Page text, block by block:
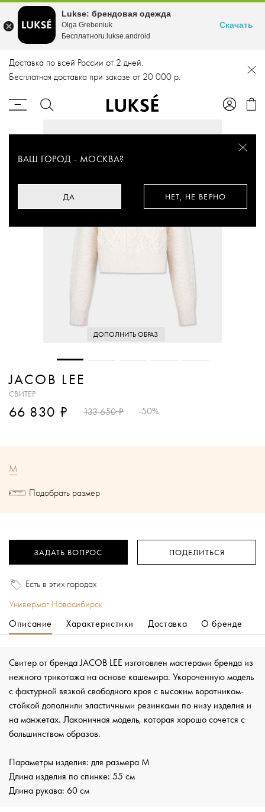
Доставка по всей России от 2 дней.
Бесплатная доставка при заказе от 20 000 р.
ВАШ ГОРОД - МОСКВА?
ДА НЕТ, НЕ ВЕРНО
ДОПОЛНИТЬ ОБРАЗ
JACOB LEE
СВИТЕР
66 830 ₽ 133 650₽ -50%
M
Подобрать размер
ЗАДАТЬ ВОПРОС ПОДЕЛИТЬСЯ
Есть в этих городах
Универмаг Новосибирск
Описание
Характеристики Доставка О бренде
Свитер от бренда JACOB LEE изготовлен мастерами бренда из
нежного трикотажа на основе кашемира. Укороченную модель
с фактурной вязкой свободного кроя с высоким воротником-
стойкой дополнили эластичными резинками по низу изделия и
на манжетах. Лаконичная модель, которая хорошо сочется с
большинством образов.
Параметры изделия: для размера M
Длина изделия по спинке: 55 см
Длина рукава: 60 см
Lukse: брендовая одежда
Olga Grebeniuk
Бесплатноru.lukse.android
Скачать